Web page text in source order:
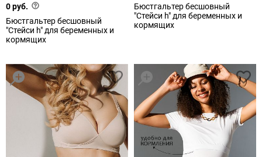
0 руб.
Бюстгальтер бесшовный
"Стейси h" для беременных и
кормящих
Бюстгальтер бесшовный
"Стейси h" для беременных и
кормящих